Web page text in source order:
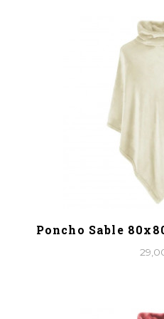
Poncho Sable